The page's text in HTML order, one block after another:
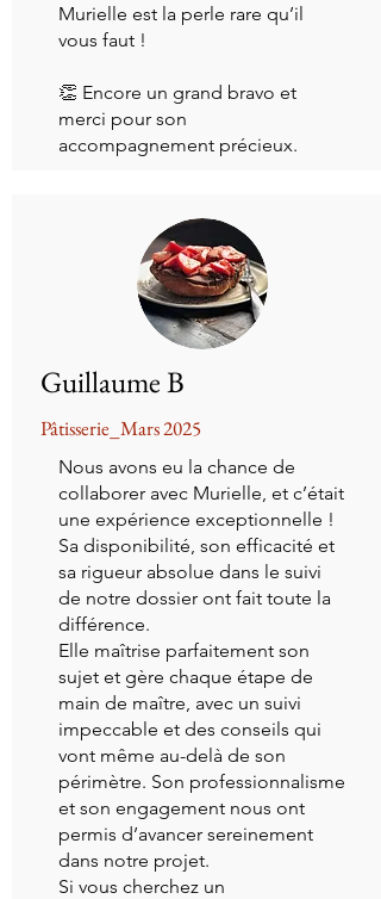
Murielle est la perle rare qu’il
vous faut !
👏 Encore un grand bravo et
merci pour son
accompagnement précieux.
Guillaume B
Pâtisserie_Mars 2025
Nous avons eu la chance de
collaborer avec Murielle, et c’était
une expérience exceptionnelle !
Sa disponibilité, son efficacité et
sa rigueur absolue dans le suivi
de notre dossier ont fait toute la
différence.
Elle maîtrise parfaitement son
sujet et gère chaque étape de
main de maître, avec un suivi
impeccable et des conseils qui
vont même au-delà de son
périmètre. Son professionnalisme
et son engagement nous ont
permis d’avancer sereinement
dans notre projet.
Si vous cherchez un